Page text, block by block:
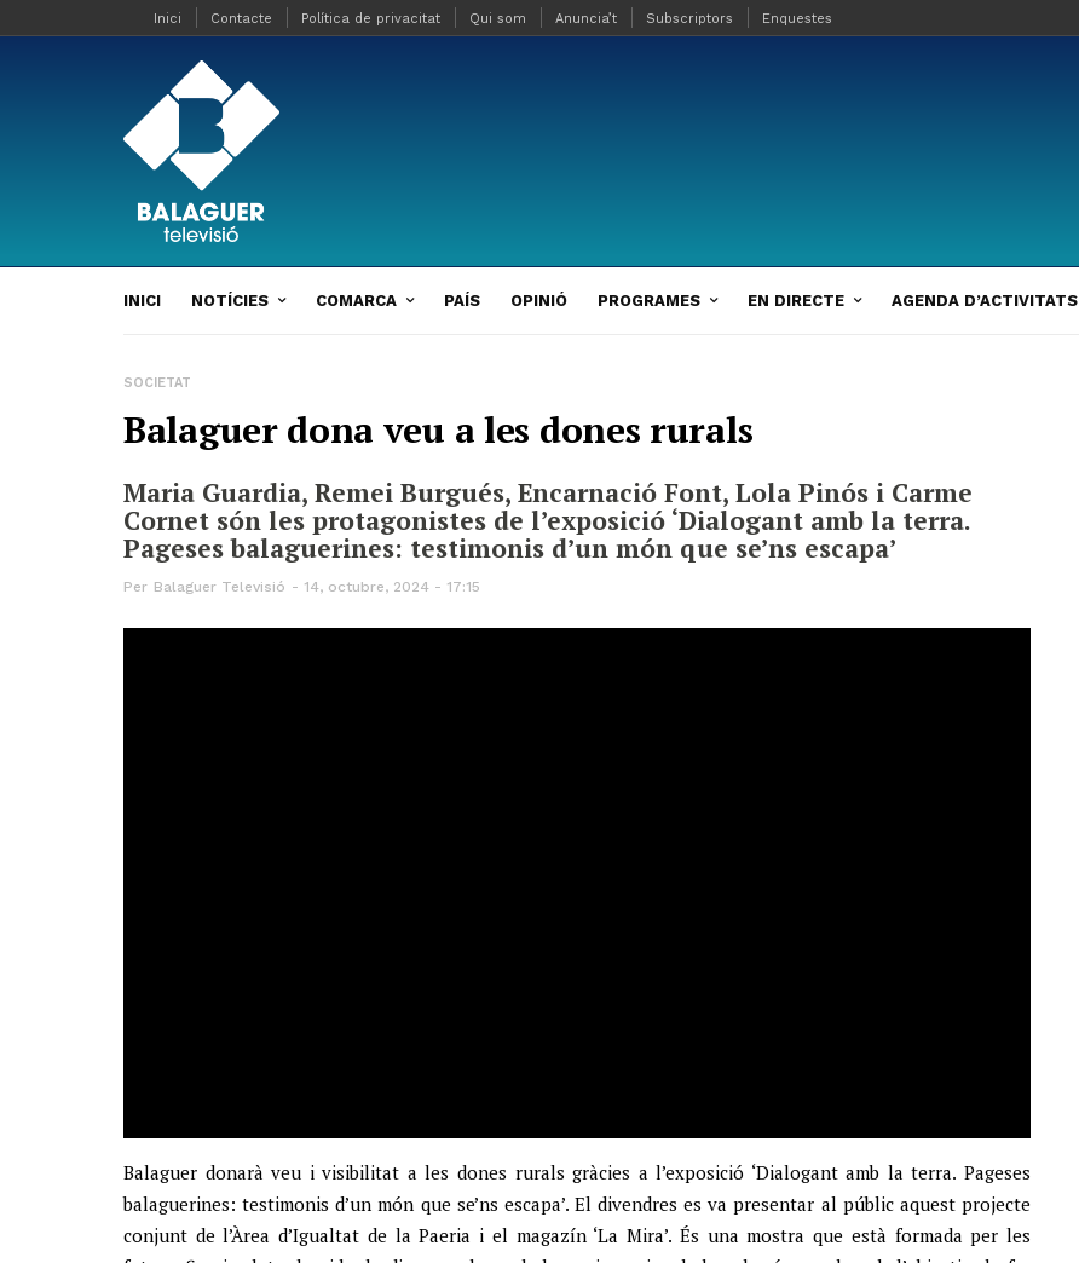
Inici Contacte Política de privacitat Qui som Anuncia’t Subscriptors Enquestes
INICI NOTÍCIES COMARCA PAÍS OPINIÓ PROGRAMES EN DIRECTE AGENDA D’ACTIVITATS
SOCIETAT
Balaguer dona veu a les dones rurals
Maria Guardia, Remei Burgués, Encarnació Font, Lola Pinós i Carme
Cornet són les protagonistes de l’exposició ‘Dialogant amb la terra.
Pageses balaguerines: testimonis d’un món que se’ns escapa’
Per Balaguer Televisió 14, octubre, 2024 - 17:15
Balaguer donarà veu i visibilitat a les dones rurals gràcies a l’exposició ‘Dialogant amb la terra. Pageses
balaguerines: testimonis d’un món que se’ns escapa’. El divendres es va presentar al públic aquest projecte
conjunt de l’Àrea d’Igualtat de la Paeria i el magazín ‘La Mira’. És una mostra que està formada per les